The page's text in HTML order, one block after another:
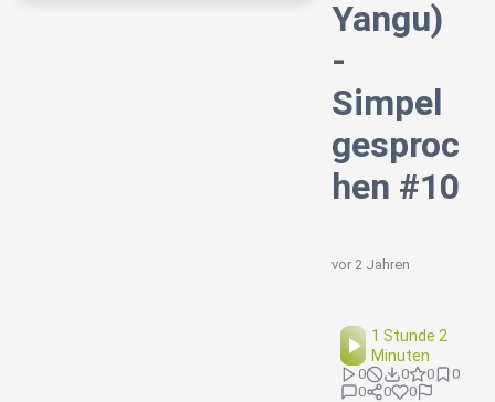
Yangu)
-
Simpel
gesproc
hen #10
vor 2 Jahren
1 Stunde 2
Minuten
0 0 0
0
0
0 0